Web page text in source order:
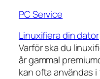
PC Service
Linuxifiera din dator
Varför ska du
år gammal
kan ofta användas